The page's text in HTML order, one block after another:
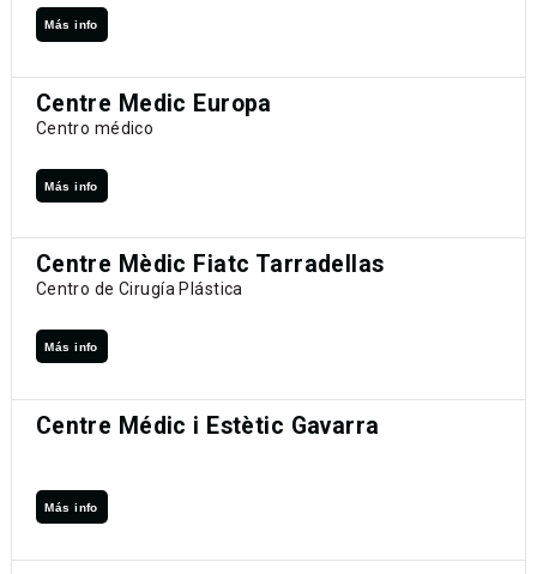
Más info
Centre Medic Europa
Centro médico
Más info
Centre Mèdic Fiatc Tarradellas
Centro de Cirugía Plástica
Más info
Centre Médic i Estètic Gavarra
Más info